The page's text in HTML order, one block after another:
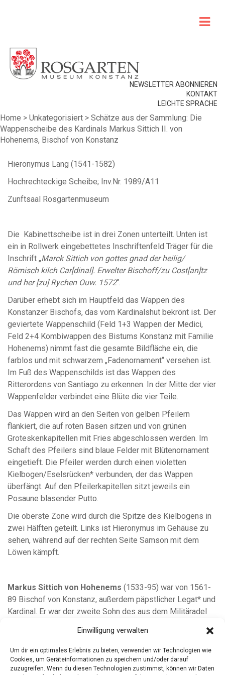
Einwilligung verwalten
Um dir ein optimales Erlebnis zu bieten, verwenden wir Technologien wie
Cookies, um Geräteinformationen zu speichern und/oder darauf
zuzugreifen. Wenn du diesen Technologien zustimmst, können wir Daten
NEWSLETTER ABONNIEREN
KONTAKT
LEICHTE SPRACHE
Home > Unkategorisiert > Schätze aus der Sammlung: Die
Wappenscheibe des Kardinals Markus Sittich II. von
Hohenems, Bischof von Konstanz
Hieronymus Lang (1541-1582)
Hochrechteckige Scheibe; Inv.Nr. 1989/A11
Zunftsaal Rosgartenmuseum
Die Kabinettscheibe ist in drei Zonen unterteilt. Unten ist
ein in Rollwerk eingebettetes Inschriftenfeld Träger für die
Inschrift „Marck Sittich von gottes gnad der heilig/
Römisch kilch Car[dinal]. Erwelter Bischoff/zu Cost[an]tz
und her [zu] Rychen Ouw. 1572“.
Darüber erhebt sich im Hauptfeld das Wappen des
Konstanzer Bischofs, das vom Kardinalshut bekrönt ist. Der
geviertete Wappenschild (Feld 1+3 Wappen der Medici,
Feld 2+4 Kombiwappen des Bistums Konstanz mit Familie
Hohenems) nimmt fast die gesamte Bildfläche ein, die
farblos und mit schwarzem „Fadenornament“ versehen ist.
Im Fuß des Wappenschilds ist das Wappen des
Ritterordens von Santiago zu erkennen. In der Mitte der vier
Wappenfelder verbindet eine Blüte die vier Teile.
Das Wappen wird an den Seiten von gelben Pfeilern
flankiert, die auf roten Basen sitzen und von grünen
Groteskenkapitellen mit Fries abgeschlossen werden. Im
Schaft des Pfeilers sind blaue Felder mit Blütenornament
eingetieft. Die Pfeiler werden durch einen violetten
Kielbogen/Eselsrücken* verbunden, der das Wappen
überfängt. Auf den Pfeilerkapitellen sitzt jeweils ein
Posaune blasender Putto.
Die oberste Zone wird durch die Spitze des Kielbogens in
zwei Hälften geteilt. Links ist Hieronymus im Gehäuse zu
sehen, während auf der rechten Seite Samson mit dem
Löwen kämpft.
Markus Sittich von Hohenems (1533-95) war von 1561-
89 Bischof von Konstanz, außerdem päpstlicher Legat* und
Kardinal. Er war der zweite Sohn des aus dem Militäradel
Mediginio und der Cousin von Carlo Borromeo (ital.
Reformer in der Gegenreformation, seit 1610 heilig).